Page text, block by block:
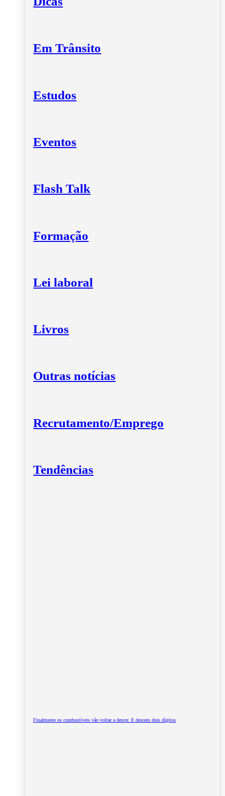
Em Trânsito
Estudos
Eventos
Flash Talk
Formação
Lei laboral
Livros
Outras notícias
Recrutamento/Emprego
Tendências
Finalmente os combustíveis vão voltar a descer. E descem dois dígitos